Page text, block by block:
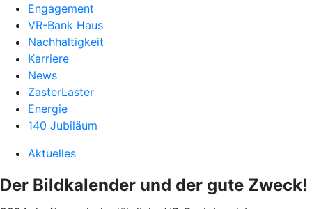
Engagement
VR-Bank Haus
Nachhaltigkeit
Karriere
News
ZasterLaster
Energie
140 Jubiläum
Aktuelles
Der Bildkalender und der gute Zweck!